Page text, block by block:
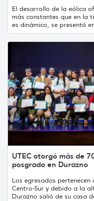
El desarrollo de la eólica
más constantes que en la
es dinámico, se presentó
UTEC otorgó más de
posgrado en Durazno
Los egresados
Centro-Sur y debido a la
Durazno salió de su casa